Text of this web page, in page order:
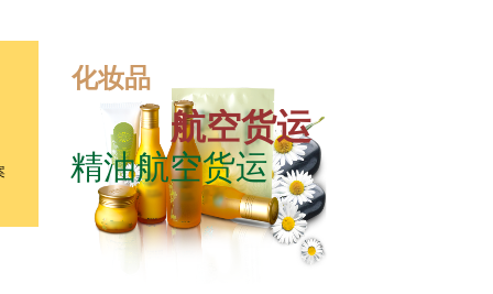
化妆品
精油航空货运
航空货运